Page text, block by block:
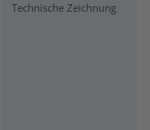
Technische Zeichnung